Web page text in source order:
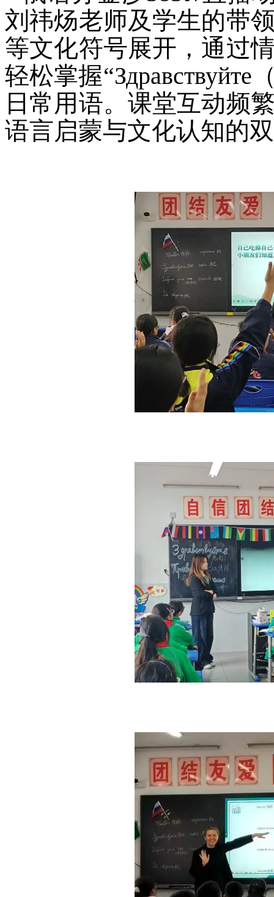
刘祎炀老师及学生的带
等文化符号展开，通过
轻松掌握“Здравствуйте
日常用语。课堂互动频
语言启蒙与文化认知的